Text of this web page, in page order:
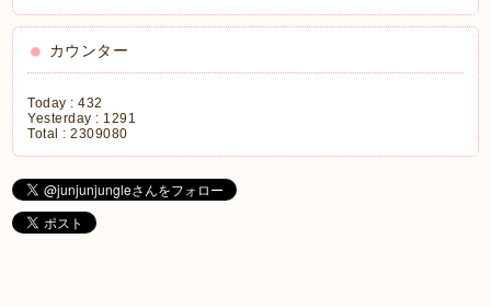
カウンター
Today :432
Yesterday : 1291
Total :2309080